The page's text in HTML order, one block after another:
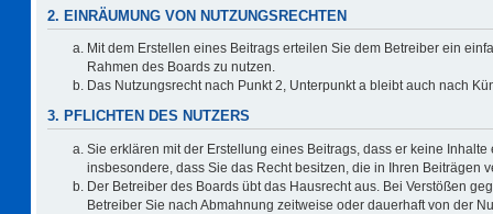
2. EINRÄUMUNG VON NUTZUNGSRECHTEN
Mit dem Erstellen eines Beitrags erteilen Sie dem Betreiber ein
Rahmen des Boards zu nutzen.
Das Nutzungsrecht nach Punkt 2, Unterpunkt a bleibt auch nach
3. PFLICHTEN DES NUTZERS
Sie erklären mit der Erstellung eines Beitrags, dass er keine
insbesondere, dass Sie das Recht besitzen, die in Ihren Beiträgen
Der Betreiber des Boards übt das Hausrecht aus. Bei Verstößen
Betreiber Sie nach Abmahnung zeitweise oder dauerhaft von der